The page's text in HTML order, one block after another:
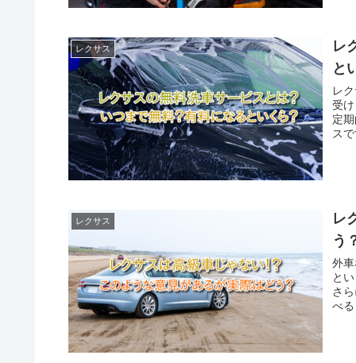
レクサス
レ
と
レ
受
定
ス
レクサス
レ
う
外
と
さ
べ